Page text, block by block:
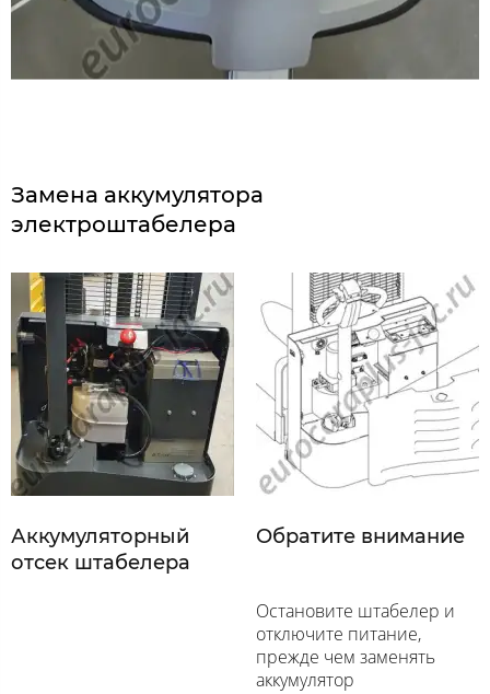
Замена аккумулятора
электроштабелера
Аккумуляторный
отсек штабелера
Обратите внимание
Остановите штабелер и
отключите питание,
прежде чем заменять
аккумулятор